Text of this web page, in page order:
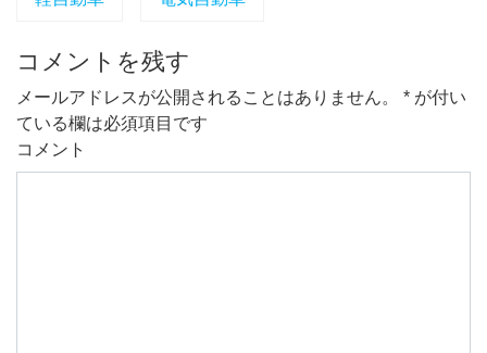
コメントを残す
メールアドレスが公開されることはありません。 * が付い
ている欄は必須項目です
コメント